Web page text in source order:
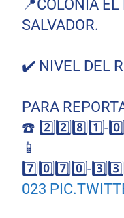
📍COLONIA EL
SALVADOR.
✔️ NIVEL DEL
PARA
☎️ 2️⃣2️⃣8️⃣1️⃣-
📱
7️⃣0️⃣7️⃣0️⃣-
023